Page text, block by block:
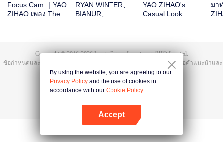
Focus Cam ｜YAO
ZIHAO เพลง Theme
RYAN WINTER、
BIANUR、
New Year! Let's
YAO ZIHAO's
Casual Look
มา
Copyright © 2016-2026Image Future Investment (HK) Limited.
ข้อกำหนดและเงื่อนไข
| เสนอคำแนะนำและ
ข้อติชม | @TencentVideo
By using the website, you are agreeing to our
Privacy Policy and the use of cookies in
accordance with our Cookie Policy.
Accept